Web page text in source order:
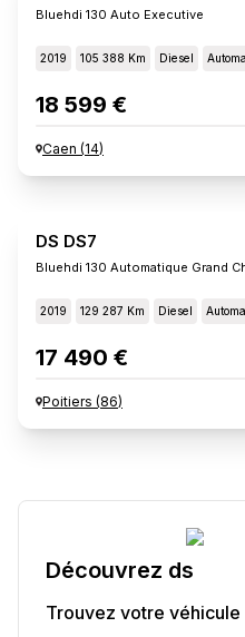
Bluehdi 130 Auto Executive
2019 105 388 Km Diesel
18 599 €
Caen (14)
DS DS7
Bluehdi 130 Automatique Grand
2019 129 287 Km Diesel
17 490 €
Poitiers (86)
Découvrez ds
Trouvez votre véhicule